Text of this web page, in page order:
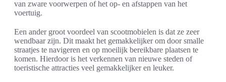
van zware voorwerpen of het op- en afstappen van het
voertuig.
Een ander groot voordeel van scootmobielen is dat ze zeer
wendbaar zijn. Dit maakt het gemakkelijker om door smalle
straatjes te navigeren en op moeilijk bereikbare plaatsen te
komen. Hierdoor is het verkennen van nieuwe steden of
toeristische attracties veel gemakkelijker en leuker.